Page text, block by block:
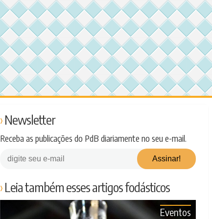
Newsletter
Receba as publicações do PdB diariamente no seu e-mail.
Leia também esses artigos fodásticos
Eventos